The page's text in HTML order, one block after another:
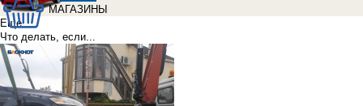
МАГАЗИНЫ
Еще
Что делать, если...